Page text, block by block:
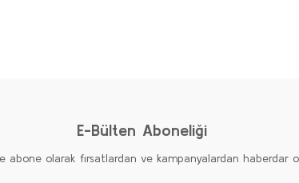
E-Bülten Aboneliği
abone olarak fırsatlardan ve kampanyalardan haberdar